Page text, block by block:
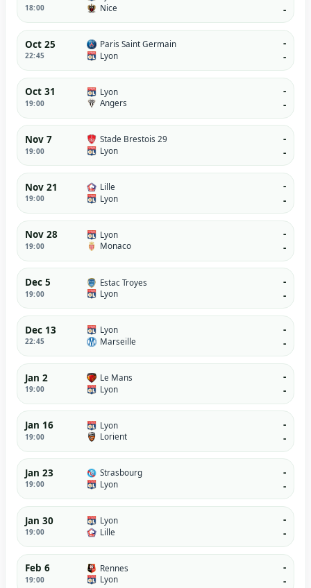
18:00
Nice
-
Oct 25
22:45
Paris Saint Germain
Lyon
-
-
Oct 31
19:00
Lyon
Angers
-
-
Nov 7
19:00
Stade Brestois 29
Lyon
-
-
Nov 21
19:00
Lille
Lyon
-
-
Nov 28
19:00
Lyon
Monaco
-
-
Dec 5
19:00
Estac Troyes
Lyon
-
-
Dec 13
22:45
Lyon
Marseille
-
-
Jan 2
19:00
Le Mans
Lyon
-
-
Jan 16
19:00
Lyon
Lorient
-
-
Jan 23
19:00
Strasbourg
Lyon
-
-
Jan 30
19:00
Lyon
Lille
-
-
Feb 6
19:00
Rennes
Lyon
-
-